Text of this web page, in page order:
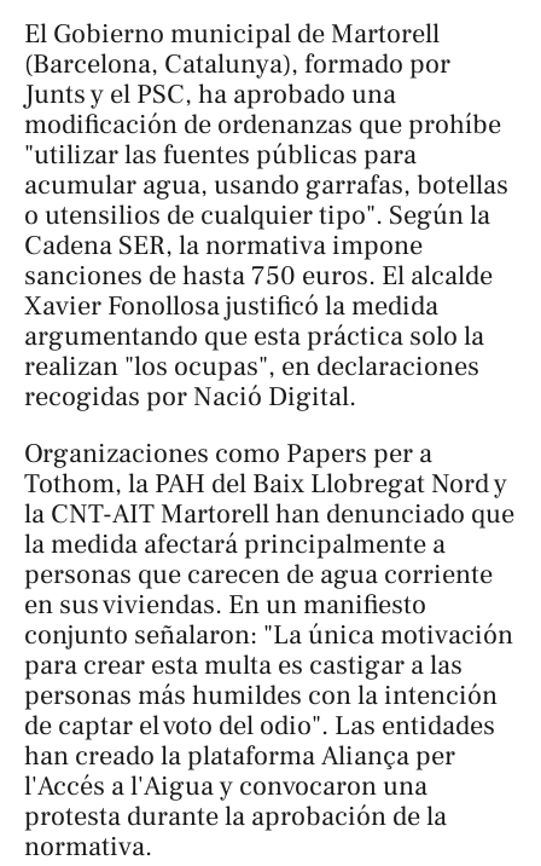
El Gobierno municipal de Martorell
(Barcelona, Catalunya), formado por
Junts y el PSC, ha aprobado una
modificación de ordenanzas que prohíbe
"utilizar las fuentes públicas para
acumular agua, usando garrafas, botellas
o utensilios de cualquier tipo". Según la
Cadena SER, la normativa impone
sanciones de hasta 750 euros. El alcalde
Xavier Fonollosa justificó la medida
argumentando que esta práctica solo la
realizan "los ocupas", en declaraciones
recogidas por Nació Digital.
Organizaciones como Papers per a
Tothom, la PAH del Baix Llobregat Nord y
la CNT-AIT Martorell han denunciado que
la medida afectará principalmente a
personas que carecen de agua corriente
en sus viviendas. En un manifiesto
conjunto señalaron: "La única motivación
para crear esta multa es castigar a las
personas más humildes con la intención
de captar el voto del odio". Las entidades
han creado la plataformaAliança per
l'Accés a l'Aiguay convocaron una
protesta durante la aprobación de la
normativa.